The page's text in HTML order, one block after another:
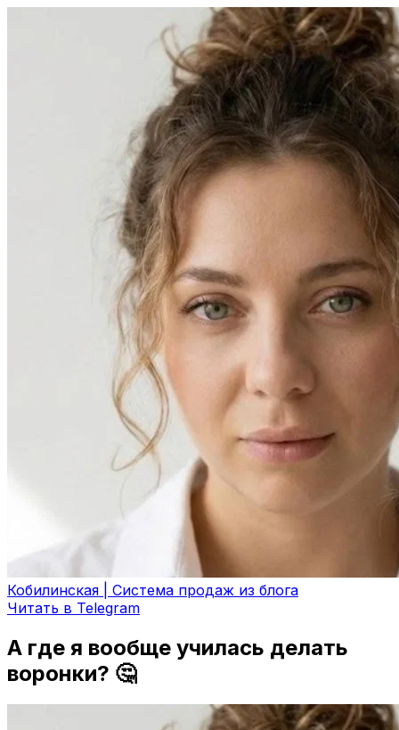
Кобилинская | Система продаж из блога
Читать в Telegram
А где я вообще училась делать
воронки? 🤔